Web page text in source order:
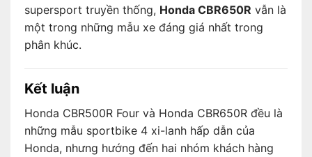
supersport truyền thống, Honda CBR650R vẫn là
một trong những mẫu xe đáng giá nhất trong
phân khúc.
Kết luận
Honda CBR500R Four và Honda CBR650R đều là
những mẫu sportbike 4 xi-lanh hấp dẫn của
Honda, nhưng hướng đến hai nhóm khách hàng